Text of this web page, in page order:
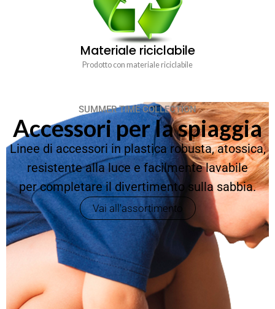
Materiale riciclabile
Prodotto con materiale riciclabile
SUMMER TIME COLLECTION
Accessori per la spiaggia
Linee di accessori in plastica robusta, atossica,
resistente alla luce e facilmente lavabile
per completare il divertimento sulla sabbia.
Vai all'assortimento